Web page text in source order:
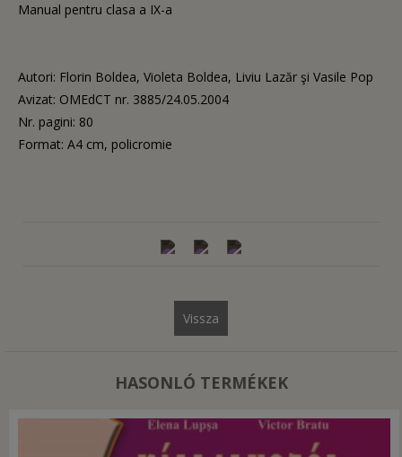
Manual pentru clasa a IX-a
Autori: Florin Boldea, Violeta Boldea, Liviu Lazăr şi Vasile Pop
Avizat: OMEdCT nr. 3885/24.05.2004
Nr. pagini: 80
Format: A4 cm, policromie
Vissza
HASONLÓ TERMÉKEK